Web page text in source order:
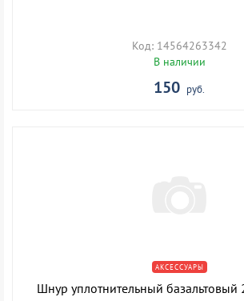
Код: 14564263342
В наличии
150 руб.
АКСЕССУАРЫ
Шнур уплотнительный